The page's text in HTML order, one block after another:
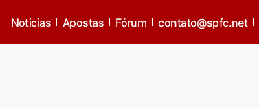
Noticias Apostas Fórum contato@spfc.net